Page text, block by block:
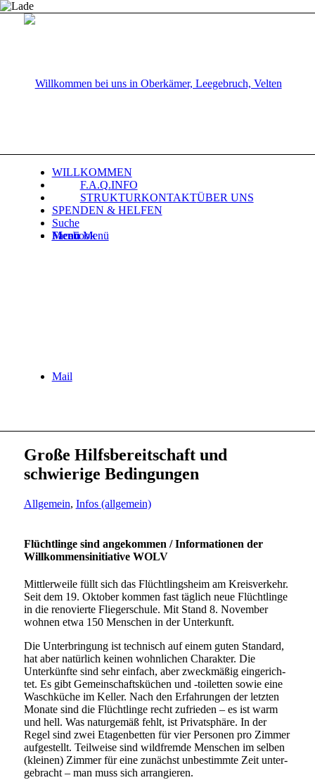
Facebook
Mail
WILLKOMMEN
INFO
F.A.Q.
ÜBER UNS
STRUKTURKONTAKT
SPENDEN & HELFEN
Suche
Menü Menü
Große Hilfsbereitschaft und
schwierige Bedingungen
Allgemein, Infos (allgemein)
Flüchtlinge sind angekommen / Informationen der
Willkommensinitiative WOLV
Mittlerweile füllt sich das Flüchtlingsheim am Kreisverkehr.
Seit dem 19. Oktober kom­men fast täg­lich neue Flüchtlinge
in die reno­vier­te Fliegerschule. Mit Stand 8. November
woh­nen etwa 150 Menschen in der Unterkunft.
Die Unterbringung ist tech­nisch auf einem guten Standard,
hat aber natür­lich kei­nen wohn­li­chen Charakter. Die
Unterkünfte sind sehr ein­fach, aber zweck­mä­ßig ein­ge­rich­
tet. Es gibt Gemeinschaftsküchen und ‑toi­let­ten sowie eine
Waschküche im Keller. Nach den Erfahrungen der letz­ten
Monate sind die Flüchtlinge recht zufrie­den – es ist warm
und hell. Was natur­ge­mäß fehlt, ist Privatsphäre. In der
Regel sind zwei Etagenbetten für vier Personen pro Zimmer
auf­ge­stellt. Teilweise sind wild­frem­de Menschen im sel­ben
(klei­nen) Zimmer für eine zunächst unbe­stimm­te Zeit unter­
ge­bracht – man muss sich arrangieren.